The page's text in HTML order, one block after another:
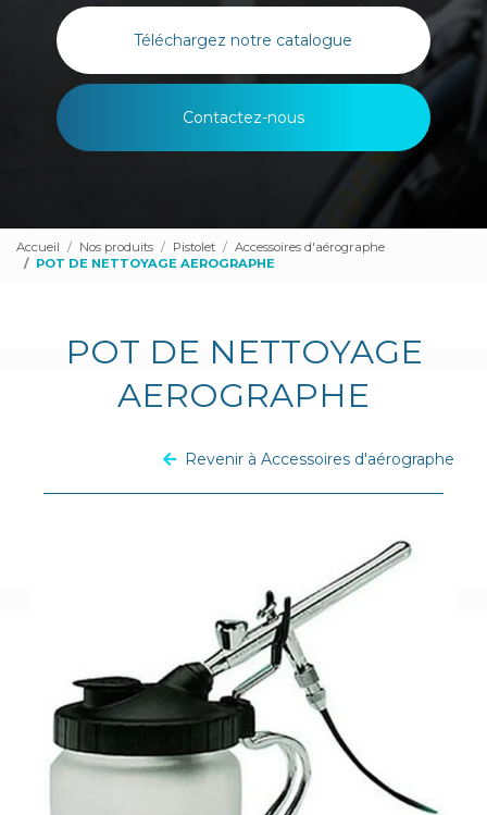
Téléchargez notre catalogue
Contactez-nous
Accueil Nos produits Pistolet
Accessoires d'aérographe
POT DE NETTOYAGE AEROGRAPHE
POT DE NETTOYAGE
AEROGRAPHE
Revenir à Accessoires d'aérographe